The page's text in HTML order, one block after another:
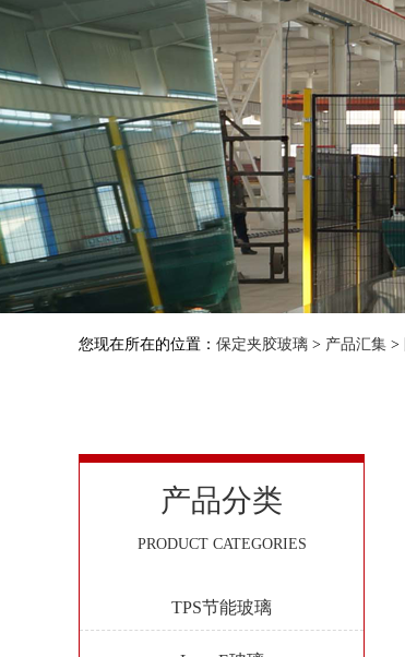
您现在所在的位置： 保定夹胶玻璃 > 产品汇集 >
产品分类
PRODUCT CATEGORIES
TPS节能玻璃